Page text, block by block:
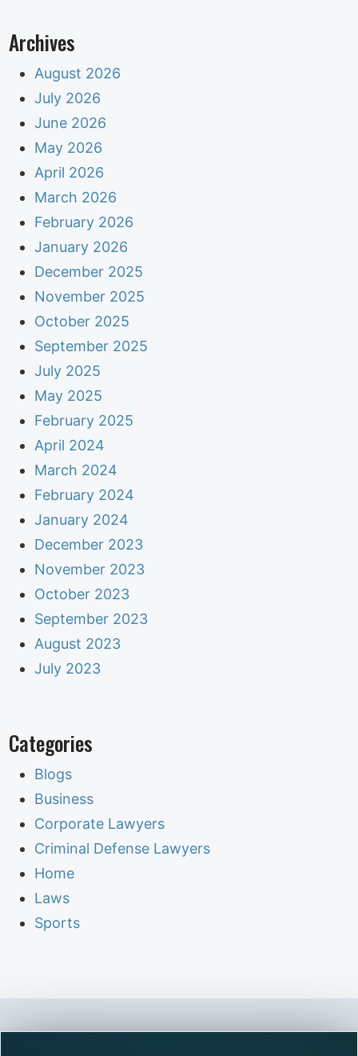
Archives
August 2026
July 2026
June 2026
May 2026
April 2026
March 2026
February 2026
January 2026
December 2025
November 2025
October 2025
September 2025
July 2025
May 2025
February 2025
April 2024
March 2024
February 2024
January 2024
December 2023
November 2023
October 2023
September 2023
August 2023
July 2023
Categories
Blogs
Business
Corporate Lawyers
Criminal Defense Lawyers
Home
Laws
Sports